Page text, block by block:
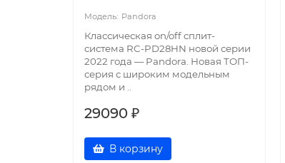
Pandora
Классическая on/off сплит-
система RC-PD28HN новой серии
2022 года — Pandora. Новая ТОП-
серия с широким модельным
рядом и ..
29090 ₽
В корзину